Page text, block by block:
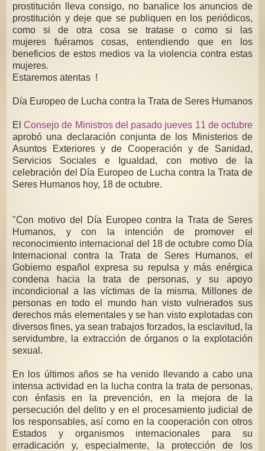
prostitución lleva consigo, no banalice los anuncios de
prostitución y deje que se publiquen en los periódicos,
como si de otra cosa se tratase o como si las
mujeres fuéramos cosas, entendiendo que en los
beneficios de estos medios va la violencia contra estas
mujeres.
Estaremos atentas !
Día Europeo de Lucha contra la Trata de Seres Humanos
El Consejo de Ministros del pasado jueves 11 de octubre
aprobó una declaración conjunta de los Ministerios de
Asuntos Exteriores y de Cooperación y de Sanidad,
Servicios Sociales e Igualdad, con motivo de la
celebración del Día Europeo de Lucha contra la Trata de
Seres Humanos hoy, 18 de octubre.
"Con motivo del Día Europeo contra la Trata de Seres
Humanos, y con la intención de promover el
reconocimiento internacional del 18 de octubre como Día
Internacional contra la Trata de Seres Humanos, el
Gobierno español expresa su repulsa y más enérgica
condena hacia la trata de personas, y su apoyo
incondicional a las víctimas de la misma. Millones de
personas en todo el mundo han visto vulnerados sus
derechos más elementales y se han visto explotadas con
diversos fines, ya sean trabajos forzados, la esclavitud, la
servidumbre, la extracción de órganos o la explotación
sexual.
En los últimos años se ha venido llevando a cabo una
intensa actividad en la lucha contra la trata de personas,
con énfasis en la prevención, en la mejora de la
persecución del delito y en el procesamiento judicial de
los responsables, así como en la cooperación con otros
Estados y organismos internacionales para su
erradicación y, especialmente, la protección de los